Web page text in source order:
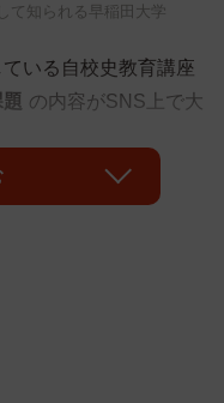
て知られる早稲田大学
いる自校史教育講座
の内容がSNS上で大
ら」とその模様を紹